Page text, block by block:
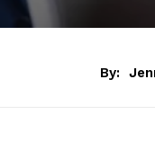
By: